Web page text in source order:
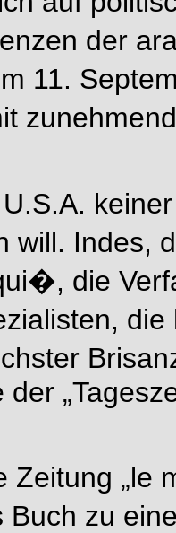
der
11.
will. Indes,
die
„le
Buch zu